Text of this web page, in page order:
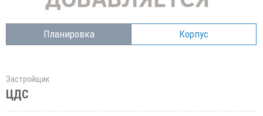
Планировка Корпус
Застройщик
ЦДС